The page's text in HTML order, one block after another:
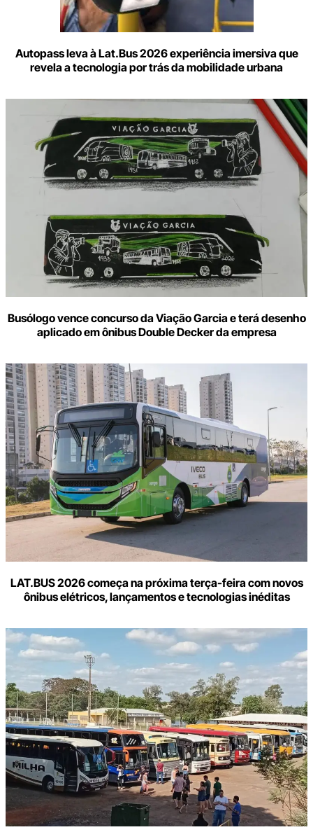
Autopass leva à Lat.Bus 2026 experiência imersiva que
revela a tecnologia por trás da mobilidade urbana
Busólogo vence concurso da Viação Garcia e terá desenho
aplicado em ônibus Double Decker da empresa
LAT.BUS 2026 começa na próxima terça-feira com novos
ônibus elétricos, lançamentos e tecnologias inéditas